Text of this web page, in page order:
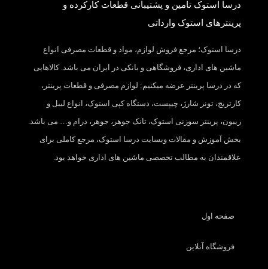
درسا استوک تامین و پشتیبانی قطعات کارکرده و
پرینترهای استوک وارداتی
درسا استوک؛ مرجع فروش لوازم، مواد و قطعات مصرفی انواع
ماشین های اداری، فروشگاهی و بانکی در ایران می باشد. کالاهایی
که در درسا پرینتر عرضه میکنیم: لوازم مصرفی و قطعات پرینتر،
کارتریج، تونر شارژ، چیپست، دستگاه کپی استوک، انواع لیبل و
ریبون، پرینتر سوزنی استوک، تانک جوهر، جوهر، درام و… می باشد.
بخش آموزش و مقالات وبسایت درسا استوک، مرجع کاملی برای
علاقمندان به مطالب تخصصی ماشین های اداری خواهد بود.
صفحه اول
فروشگاه آنلاین